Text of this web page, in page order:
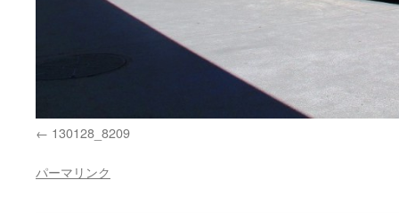
130128_8209
パーマリンク